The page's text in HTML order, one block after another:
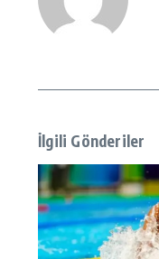
İlgili Gönderiler